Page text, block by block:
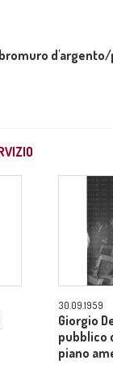
30.09.1959
Giorgio
pubblico
piano